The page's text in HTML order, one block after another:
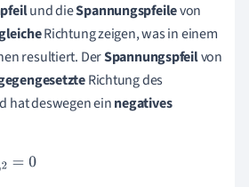
und dieSpannungspfeilevon
Richtung zeigen, was in einem
resultiert. DerSpannungspfeilvon
Richtung des
hat deswegen einnegatives